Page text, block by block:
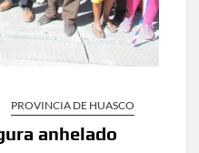
PROVINCIA DE HUASCO
anhelado